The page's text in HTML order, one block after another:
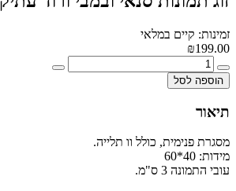
זמינות: קיים במלאי
₪199.00
הוספה לסל
תיאור
מסגרת פנימית, כולל וו תלייה.
מידות: 40*60
עובי התמונה 3 ס"מ.